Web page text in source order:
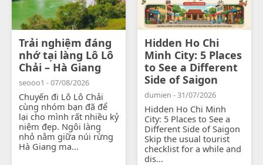
Trải nghiệm đáng
nhớ tại làng Lô Lô
Chải – Hà Giang
seooo1 - 07/08/2026
Chuyến đi Lô Lô Chải
cùng nhóm bạn đã để
lại cho mình rất nhiều kỷ
niệm đẹp. Ngôi làng
nhỏ nằm giữa núi rừng
Hà Giang ma...
Hidden Ho Chi
Minh City: 5 Places
to See a Different
Side of Saigon
dumien - 31/07/2026
Hidden Ho Chi Minh
City: 5 Places to See a
Different Side of Saigon
Skip the usual tourist
checklist for a while and
dis...